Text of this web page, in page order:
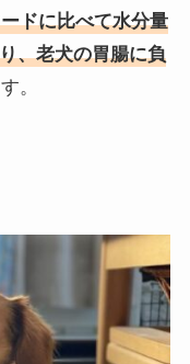
ドに比べて水分量
、老犬の胃腸に負
。